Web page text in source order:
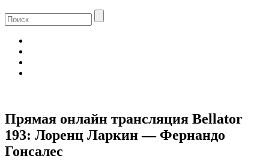
Прямая онлайн трансляция Bellator
193: Лоренц Ларкин — Фернандо
Гонсалес